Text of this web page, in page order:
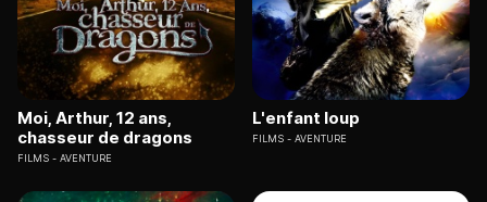
Moi, Arthur, 12 ans,
chasseur de dragons
FILMS AVENTURE
L'enfant loup
FILMS AVENTURE